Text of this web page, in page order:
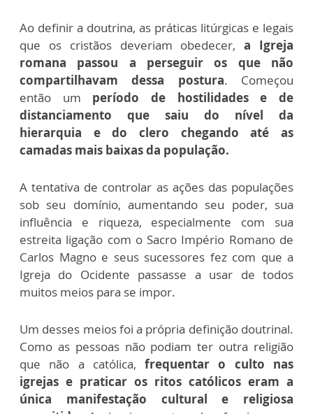
Ao definir a doutrina, as práticas litúrgicas e legais
que os cristãos deveriam obedecer,a Igreja
romana passou a perseguir os que não
compartilhavam dessa postura. Começou
então um período de hostilidades e de
distanciamento que saiu do nível da
hierarquia e do clero chegando até as
camadas mais baixas da população.
A tentativa de controlar as ações das populações
sob seu domínio, aumentando seu poder, sua
influência e riqueza, especialmente com sua
estreita ligação com o Sacro Império Romano de
Carlos Magno e seus sucessores fez com que a
Igreja do Ocidente passasse a usar de todos
muitos meios para se impor.
Um desses meios foi a própria definição doutrinal.
Como as pessoas não podiam ter outra religião
que não a católica,frequentar o culto nas
igrejas e praticar os ritos católicos eram a
única manifestação cultural e religiosa